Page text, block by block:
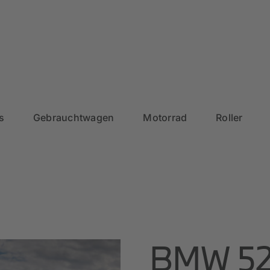
Gebrauchtwagen Motorrad Roller
BMW